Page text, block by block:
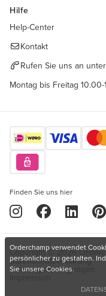
Hilfe
Help-Center
Kontakt
Rufen Sie uns an
Montag bis Freitag
Finden Sie uns hier
Copyright © 2026
Datenschutzerklärung
Nutzungsbedingungen
Orderchamp verwendet
persönlicher zu gestalten.
Sie unsere Cookies.